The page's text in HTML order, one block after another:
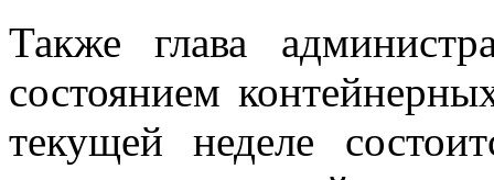
Также глава
состоянием
текущей неделе